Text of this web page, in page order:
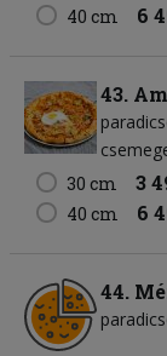
40 cm 6
43.
30 cm
3
40 cm 6
44.